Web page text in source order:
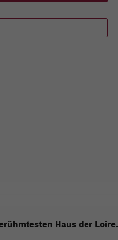
Haus der Loire.